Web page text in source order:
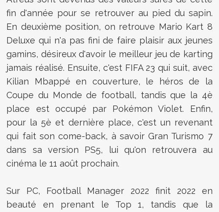
fin d'année pour se retrouver au pied du sapin.
En deuxième position, on retrouve Mario Kart 8
Deluxe qui n'a pas fini de faire plaisir aux jeunes
gamins, désireux d'avoir le meilleur jeu de karting
jamais réalisé. Ensuite, c'est FIFA 23 qui suit, avec
Kilian Mbappé en couverture, le héros de la
Coupe du Monde de football, tandis que la 4è
place est occupé par Pokémon Violet. Enfin,
pour la 5è et dernière place, c'est un revenant
qui fait son come-back, à savoir Gran Turismo 7
dans sa version PS5, lui qu'on retrouvera au
cinéma le 11 août prochain.
Sur PC, Football Manager 2022 finit 2022 en
beauté en prenant le Top 1, tandis que la